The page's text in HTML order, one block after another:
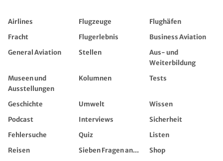
Airlines Flugzeuge
Flughäfen
Fracht
Flugerlebnis
Business Aviation
General Aviation
Stellen
Aus- und
Weiterbildung
Museen und
Ausstellungen
Kolumnen Tests
Geschichte Umwelt
Wissen
Podcast
Interviews
Sicherheit
Fehlersuche
Quiz
Listen
Reisen
Sieben Fragen an...
Shop